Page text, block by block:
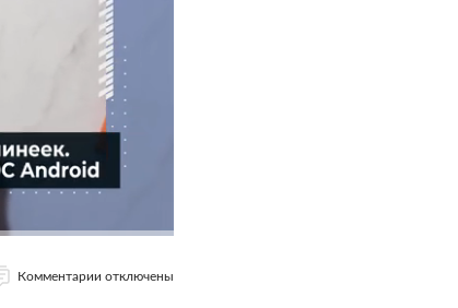
Комментарии отключены